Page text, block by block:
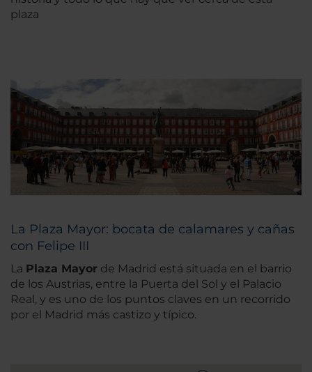
plaza
La Plaza Mayor: bocata de calamares y cañas
con Felipe III
La Plaza Mayor de Madrid está situada en el barrio
de los Austrias, entre la Puerta del Sol y el Palacio
Real, y es uno de los puntos claves en un recorrido
por el Madrid más castizo y típico.